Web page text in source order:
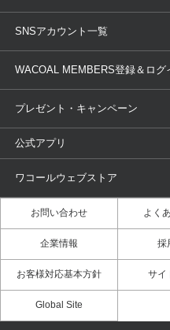
OUR WACOAL
WACOAL Remamma
Licensed Brands
ブラ
ブラ無料診断
3Dボディスキャン
商品回収
ニュース＆トピックス
下着の基礎知識
ブラパン
大人の工場見学inベトナム
店舗体験記（マンガ）
3Dボディスキャン体験（マンガ
SNSアカウント一覧
WACOAL MEMBERS登録＆ログ
プレゼント・キャンペーン
公式アプリ
ワコールウェブストア
お問い合わせ よく
企業情報 採
お客様対応基本方針 サイ
Global Site